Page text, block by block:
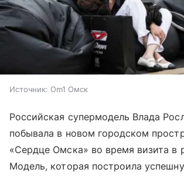
Источник: Om1 Омск
Российская супермодель Влада
побывала в новом городском
«Сердце Омска» во время визита в
Модель, которая построила